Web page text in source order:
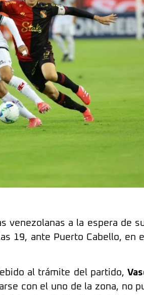
venezolanas a la espera de
19, ante Puerto Cabello, en
al trámite del partido,
con el uno de la zona, no